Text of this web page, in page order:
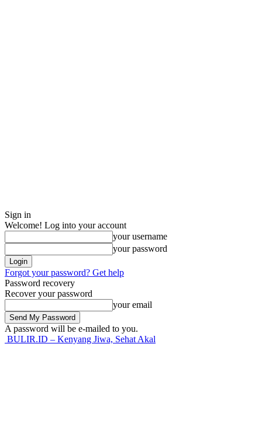
Sign in
Welcome! Log into your account
your username
your password
Forgot your password? Get help
Password recovery
Recover your password
your email
A password will be e-mailed to you.
BULIR.ID – Kenyang Jiwa, Sehat Akal